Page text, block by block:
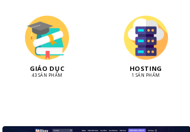
GIÁO DỤC
43 SẢN PHẨM
HOSTING
1 SẢN PHẨM